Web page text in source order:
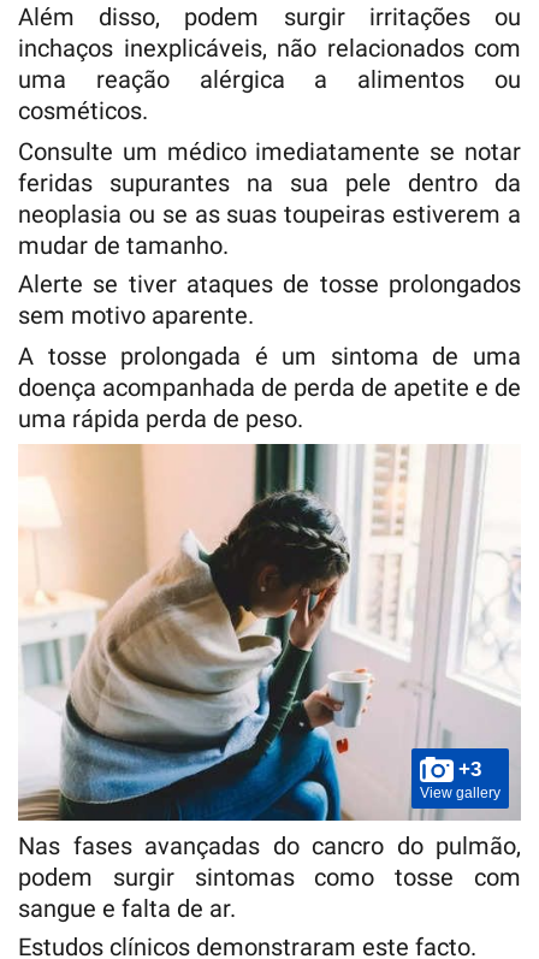
Além disso, podem surgir irritações ou
inchaços inexplicáveis, não relacionados com
uma reação alérgica a alimentos ou
cosméticos.
Consulte um médico imediatamente se notar
feridas supurantes na sua pele dentro da
neoplasia ou se as suas toupeiras estiverem a
mudar de tamanho.
Alerte se tiver ataques de tosse prolongados
sem motivo aparente.
A tosse prolongada é um sintoma de uma
doença acompanhada de perda de apetite e de
uma rápida perda de peso.
+3
View gallery
Nas fases avançadas do cancro do pulmão,
podem surgir sintomas como tosse com
sangue e falta de ar.
Estudos clínicos demonstraram este facto.